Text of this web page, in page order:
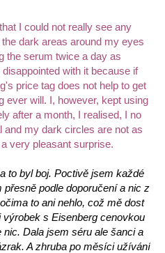
I could not really see any
dark areas around my eyes
the serum twice a day as
with it because if
price tag does not help to get
ever will. I, however, kept using
after a month, I realised, I no
and my dark circles are not as
very pleasant surprise.
to byl boj. Poctivě jsem každé
podle doporučení a nic z
to ani nehlo, což mě dost
s Eisenberg cenovkou
Dala jsem séru ale šanci a
A zhruba po měsíci užívání